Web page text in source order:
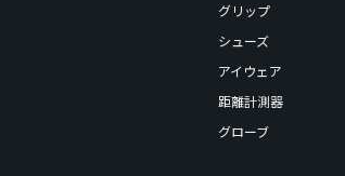
グリップ
シューズ
アイウェア
距離計測器
グローブ